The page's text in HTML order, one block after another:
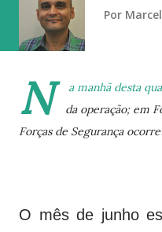
Neste momento, figura na
Por
N
a manhã desta
da operação; em
Forças de Segurança
O mês de junho